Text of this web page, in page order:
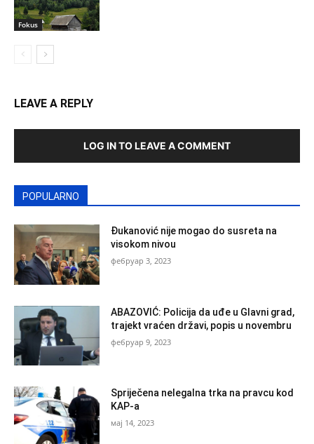
Fokus
LEAVE A REPLY
LOG IN TO LEAVE A COMMENT
POPULARNO
Đukanović nije mogao do susreta na
visokom nivou
фебруар 3, 2023
ABAZOVIĆ: Policija da uđe u Glavni grad,
trajekt vraćen državi, popis u novembru
фебруар 9, 2023
Spriječena nelegalna trka na pravcu kod
KAP-a
мај 14, 2023